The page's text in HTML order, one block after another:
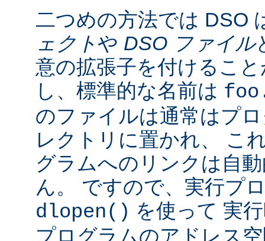
二つめの方法では DSO
ェクトや DSO ファイル
意の拡張子を付けるこ
し、標準的な名前は
のファイルは通常はプ
レクトリに置かれ、 こ
グラムへのリンクは自
ん。 ですので、実行プ
dlopen() を使って 実
プログラムのアドレス